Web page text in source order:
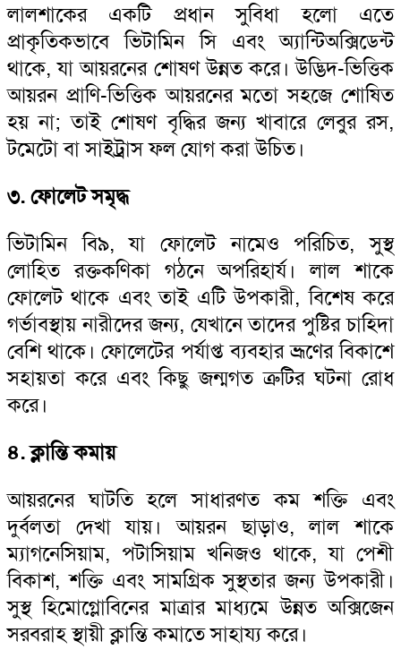
লালশাকের একটি প্রধান সুবিধা হলো এতে
প্রাকৃতিকভাবে ভিটামিন সি এবং অ্যান্টিঅক্সিডেন্ট
থাকে, যা আয়রনের শোষণ উন্নত করে। উদ্ভিদ-ভিত্তিক
আয়রন প্রাণি-ভিত্তিক আয়রনের মতো সহজে শোষিত
হয় না; তাই শোষণ বৃদ্ধির জন্য খাবারে লেবুর রস,
টমেটো বা সাইট্রাস ফল যোগ করা উচিত।
৩. ফোলেট সমৃদ্ধ
ভিটামিন বি৯, যা ফোলেট নামেও পরিচিত, সুস্থ
লোহিত রক্তকণিকা গঠনে অপরিহার্য। লাল শাকে
ফোলেট থাকে এবং তাই এটি উপকারী, বিশেষ করে
গর্ভাবস্থায় নারীদের জন্য, যেখানে তাদের পুষ্টির চাহিদা
বেশি থাকে। ফোলেটের পর্যাপ্ত ব্যবহার ভ্রূণের বিকাশে
সহায়তা করে এবং কিছু জন্মগত ত্রুটির ঘটনা রোধ
করে।
৪. ক্লান্তি কমায়
আয়রনের ঘাটতি হলে সাধারণত কম শক্তি এবং
দুর্বলতা দেখা যায়। আয়রন ছাড়াও, লাল শাকে
ম্যাগনেসিয়াম, পটাসিয়াম খনিজও থাকে, যা পেশী
বিকাশ, শক্তি এবং সামগ্রিক সুস্থতার জন্য উপকারী।
সুস্থ হিমোগ্লোবিনের মাত্রার মাধ্যমে উন্নত অক্সিজেন
সরবরাহ স্থায়ী ক্লান্তি কমাতে সাহায্য করে।